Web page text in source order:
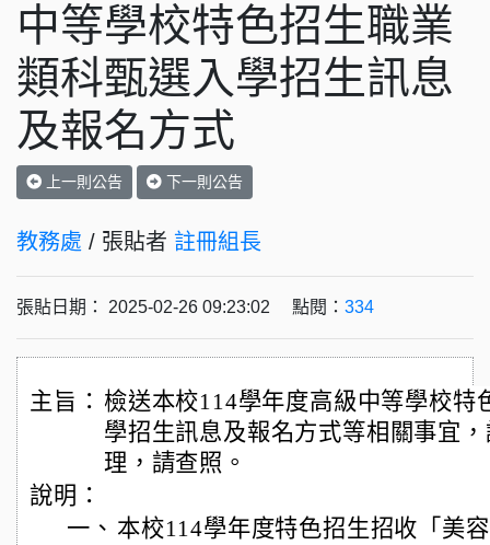
中等學校特色招生職業
類科甄選入學招生訊息
及報名方式
上一則公告 下一則公告
教務處 / 張貼者 註冊組長
張貼日期： 2025-02-26 09:23:02 點閱： 334
主旨： 檢送本校114學年度高級中等學校特
學招生訊息及報名方式等相關事宜
理，請查照。
說明：
一、 本校114學年度特色招生招收「美